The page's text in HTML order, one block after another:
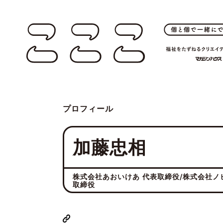
プロフィール
加藤忠相
株式会社あおいけあ 代表取締役/株式会社ノ
取締役